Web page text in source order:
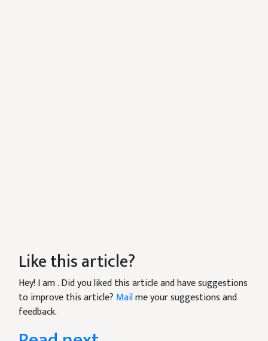
Like this article?
Hey! I am. Did you liked this article and have suggestions
to improve this article? Mailme your suggestions and
feedback.